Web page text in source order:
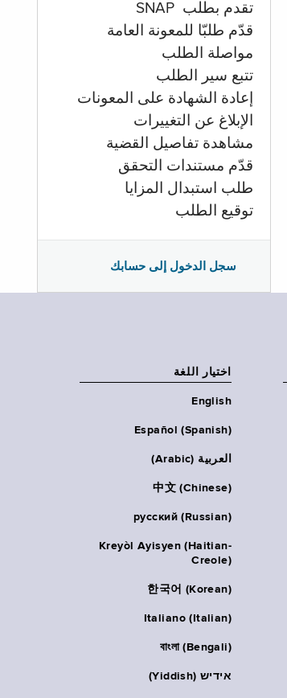
تقدم بطلب SNAP
قدّم طلبّا للمعونة العامة
مواصلة الطلب
تتبع سير الطلب
إعادة الشهادة على المعونات
الإبلاغ عن التغييرات
مشاهدة تفاصيل القضية
قدّم مستندات التحقق
طلب استبدال المزايا
توقيع الطلب
سجل الدخول إلى حسابك
اختيار اللغة
English
Español (Spanish)
العربية (Arabic)
中文 (Chinese)
русский (Russian)
Kreyòl Ayisyen (Haitian-
Creole)
한국어 (Korean)
Italiano (Italian)
বাংলা (Bengali)
אידיש (Yiddish)